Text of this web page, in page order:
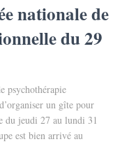
nationale de
du 29
psychothérapie
un gîte pour
du jeudi 27 au lundi 31
est bien arrivé au